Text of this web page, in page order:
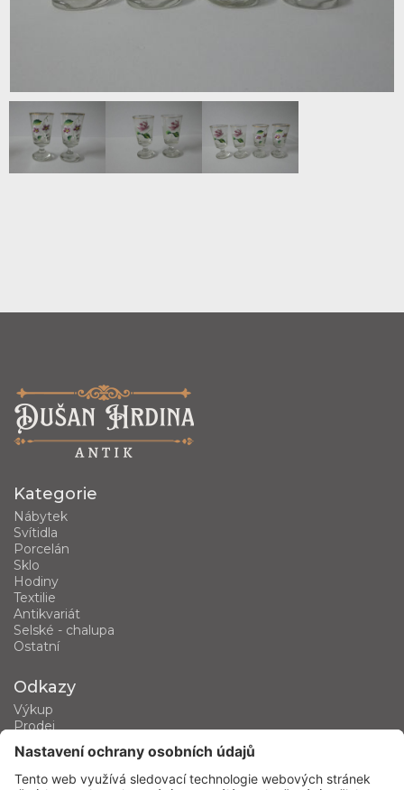
Kategorie
Nábytek
Svítidla
Porcelán
Sklo
Hodiny
Textilie
Antikvariát
Selské - chalupa
Ostatní
Odkazy
Výkup
Prodej
Kategorie produktů
Kontakt